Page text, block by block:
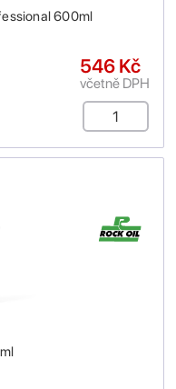
600ml
546 Kč
včetně DPH